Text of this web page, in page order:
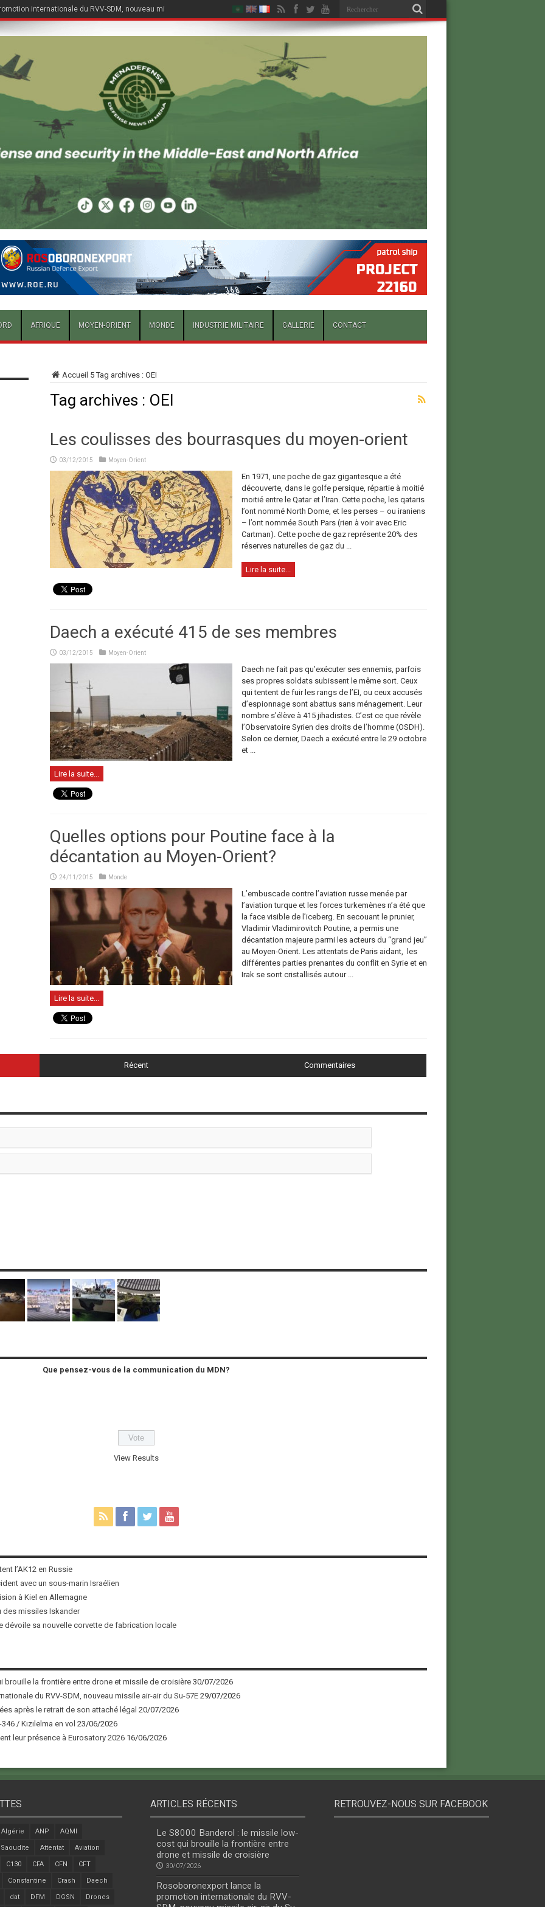
internationale du RVV-SDM, nouveau missile air-air du Su-57E
AFRIQUE MOYEN-ORIENT MONDE INDUSTRIE MILITAIRE GALLERIE CONTACT
Accueil 5Tag archives : OEI
Tag archives : OEI
Les coulisses des bourrasques du moyen-orient
03/12/2015 Moyen-Orient
En 1971, une poche de gaz gigantesque a été
découverte, dans le golfe persique, répartie à moitié
moitié entre le Qatar et l’Iran. Cette poche, les qataris
l’ont nommé North Dome, et les perses – ou iraniens
– l’ont nommée South Pars (rien à voir avec Eric
Cartman). Cette poche de gaz représente 20% des
réserves naturelles de gaz du ...
Lire la suite...
Daech a exécuté 415 de ses membres
03/12/2015 Moyen-Orient
Daech ne fait pas qu’exécuter ses ennemis, parfois
ses propres soldats subissent le même sort. Ceux
qui tentent de fuir les rangs de l’EI, ou ceux accusés
d’espionnage sont abattus sans ménagement. Leur
nombre s’élève à 415 jihadistes. C’est ce que révèle
l’Observatoire Syrien des droits de l’homme (OSDH).
Selon ce dernier, Daech a exécuté entre le 29 octobre
et ...
Lire la suite...
Quelles options pour Poutine face à la
décantation au Moyen-Orient?
24/11/2015 Monde
L’embuscade contre l’aviation russe menée par
l’aviation turque et les forces turkemènes n’a été que
la face visible de l’iceberg. En secouant le prunier,
Vladimir Vladimirovitch Poutine, a permis une
décantation majeure parmi les acteurs du “grand jeu”
au Moyen-Orient. Les attentats de Paris aidant, les
différentes parties prenantes du conflit en Syrie et en
Irak se sont cristallisés autour ...
Lire la suite...
Récent Commentaires
Que pensez-vous de la communication du MDN?
View Results
l’AK12 en Russie
avec un sous-marin Israélien
à Kiel en Allemagne
des missiles Iskander
dévoile sa nouvelle corvette de fabrication locale
brouille la frontière entre drone et missile de croisière 30/07/2026
du RVV-SDM, nouveau missile air-air du Su-57E 29/07/2026
après le retrait de son attaché légal 20/07/2026
/ Kızılelma en vol 23/06/2026
leur présence à Eurosatory 2026 16/06/2026
Algérie ANP AQMI
Attentat Aviation
C130 CFA CFN CFT
Constantine Crash Daech
dat DFM DGSN Drones
ARTICLES RÉCENTS
Le S8000 Banderol : le missile low-
cost qui brouille la frontière entre
drone et missile de croisière
30/07/2026
Rosoboronexport lance la
promotion internationale du RVV-
RETROUVEZ-NOUS SUR FACEBOOK